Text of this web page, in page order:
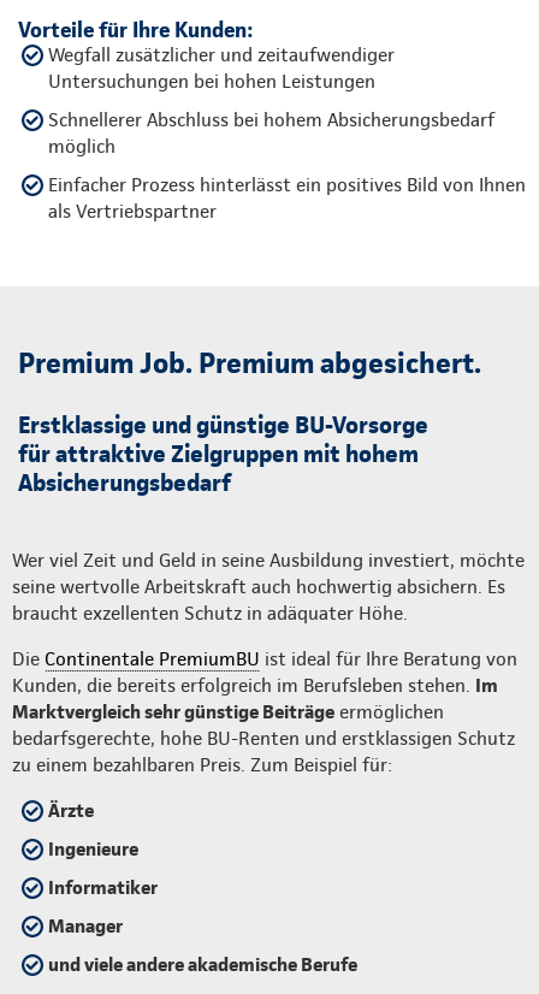
Vorteile für Ihre Kunden:
Wegfall zusätzlicher und zeitaufwendiger
Untersuchungen bei hohen Leistungen
Schnellerer Abschluss bei hohem Absicherungsbedarf
möglich
Einfacher Prozess hinterlässt ein positives Bild von Ihnen
als Vertriebspartner
Premium Job. Premium abgesichert.
Erstklassige und günstige BU-Vorsorge
für attraktive Zielgruppen mit hohem
Absicherungsbedarf
Wer viel Zeit und Geld in seine Ausbildung investiert, möchte
seine wertvolle Arbeitskraft auch hochwertig absichern. Es
braucht exzellenten Schutz in adäquater Höhe.
Die Continentale PremiumBU ist ideal für Ihre Beratung von
Kunden, die bereits erfolgreich im Berufsleben stehen. Im
Marktvergleich sehr günstige Beiträge ermöglichen
bedarfsgerechte, hohe BU-Renten und erstklassigen Schutz
zu einem bezahlbaren Preis. Zum Beispiel für:
Ärzte
Ingenieure
Informatiker
Manager
und viele andere akademische Berufe